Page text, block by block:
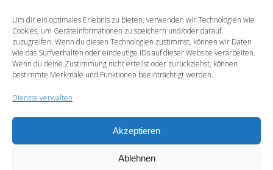
Um dir ein optimales Erlebnis zu bieten, verwenden wir Technologien wie
Cookies, um Geräteinformationen zu speichern und/oder darauf
zuzugreifen. Wenn du diesen Technologien zustimmst, können wir Daten
wie das Surfverhalten oder eindeutige IDs auf dieser Website verarbeiten.
Wenn du deine Zustimmung nicht erteilst oder zurückziehst, können
bestimmte Merkmale und Funktionen beeinträchtigt werden.
Dienste verwalten
Akzeptieren
Ablehnen
© 2026 | SprachCafé Polnisch
Archiv Datenschutzerklärung